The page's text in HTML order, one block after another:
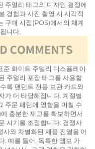
주얼리 태그의 디자인 결정에
경험과 사진 촬영 시 시각적
구매 시점(POS)에서의 체계
니다.
준 화이트 주얼리 디스플레이
주얼리 포장 태그를 사용할
록 펜던트 전용 보관 카드와
가 더 타당해집니다. 계절별
주문 패턴에 영향을 미칠 수
충분한 재고를 확보하면서
시기를 조정합니다. 경쟁사
와 차별화된 제품 진열을 어
. 예를 들어, 독특한 엠보 가